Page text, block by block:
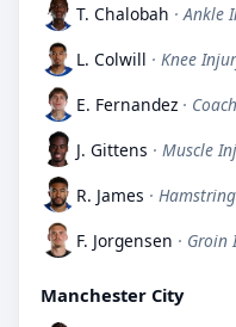
T. Chalobah · Ankle
L. Colwill · Knee
E. Fernandez ·
J. Gittens · Muscle
R. James ·
F. Jorgensen · Groin
Manchester City